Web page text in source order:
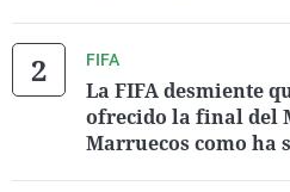
FIFA
La FIFA desmiente
ofrecido la final del
Marruecos como ha